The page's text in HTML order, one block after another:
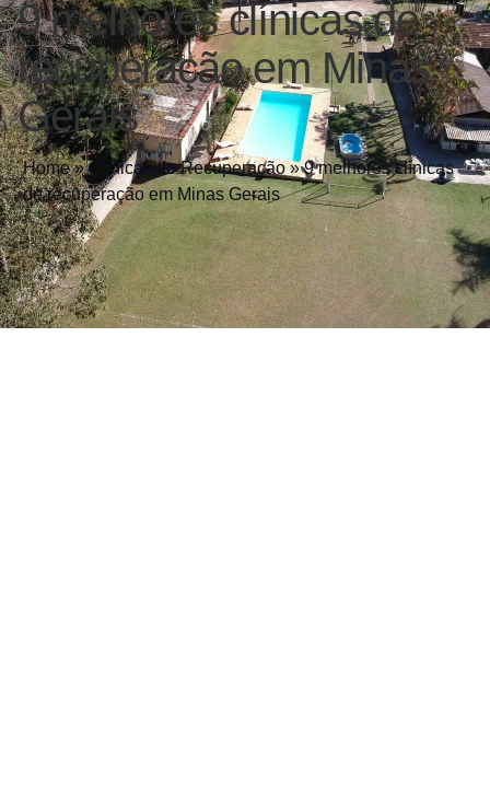
9 melhores clínicas de
recuperação em Minas
Gerais
Home»Clínicas de Recuperação»9 melhores clínicas
de recuperação em Minas Gerais